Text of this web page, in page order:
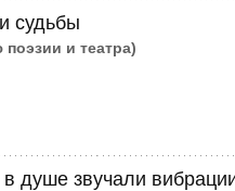
судьбы
и театра)
душе звучали